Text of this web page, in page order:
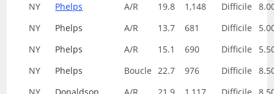
NY
Phelps A/R 19.8 1,148 Difficile
NY
Phelps A/R 13.7 681 Difficile
NY
Phelps A/R 15.1 690 Difficile
NY
Phelps Boucle 22.7 976 Difficile